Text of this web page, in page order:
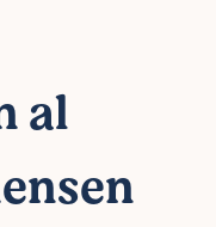
al